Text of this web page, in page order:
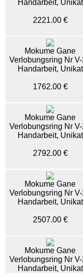
Handarbeit, Unikat
2221.00 €
Mokume Gane
Verlobungsring Nr
Handarbeit, Unikat
1762.00 €
Mokume Gane
Verlobungsring Nr
Handarbeit, Unikat
2792.00 €
Mokume Gane
Verlobungsring Nr
Handarbeit, Unikat
2507.00 €
Mokume Gane
Verlobungsring Nr
Handarbeit, Unikat